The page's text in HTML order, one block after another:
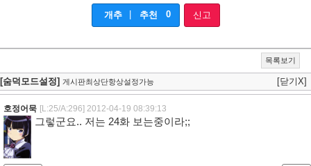
개추 추천 0 신고
목록보기
[숨덕모드설정] 게시판최상단항상설정가능 [닫기X]
호정어묵 [L:25/A:296] 2012-04-19 08:39:13
그렇군요.. 저는 24화 보는중이라;;